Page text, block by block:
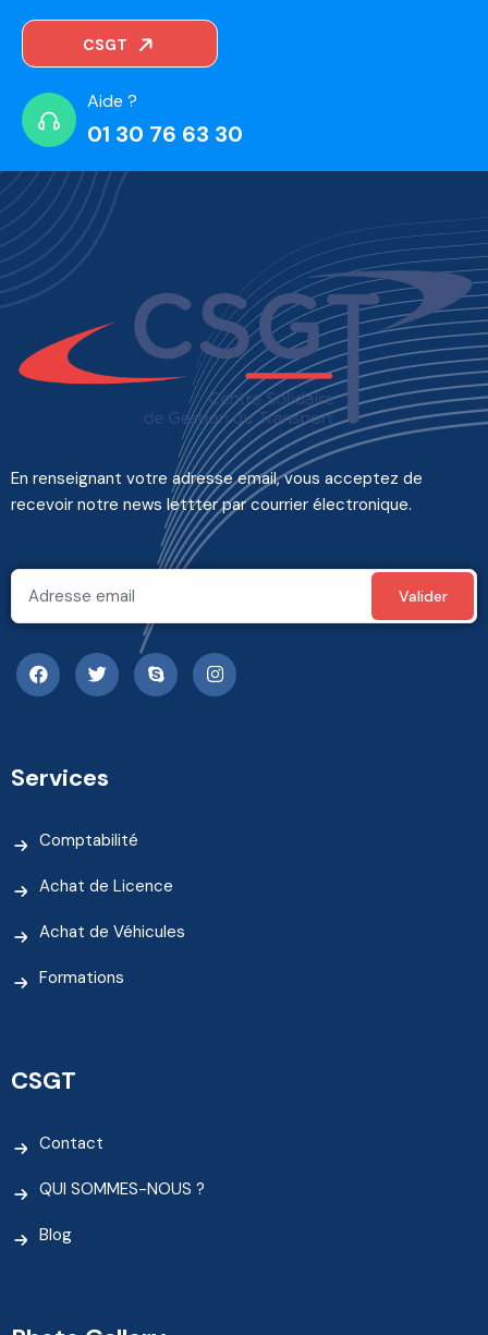
CSGT
Aide ?
01 30 76 63 30
En renseignant votre adresse email, vous acceptez de
recevoir notre news lettter par courrier électronique.
Services
Comptabilité
Achat de Licence
Achat de Véhicules
Formations
CSGT
Contact
QUI SOMMES-NOUS ?
Blog